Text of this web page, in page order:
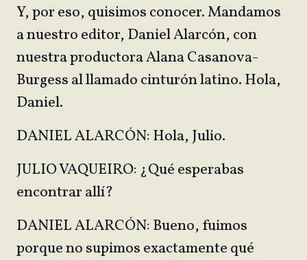
Y, por eso, quisimos conocer. Mandamos
a nuestro editor, Daniel Alarcón, con
nuestra productora Alana Casanova-
Burgess al llamado cinturón latino. Hola,
Daniel.
DANIEL ALARCÓN: Hola, Julio.
JULIO VAQUEIRO: ¿Qué esperabas
encontrar allí?
DANIEL ALARCÓN: Bueno, fuimos
porque no supimos exactamente qué